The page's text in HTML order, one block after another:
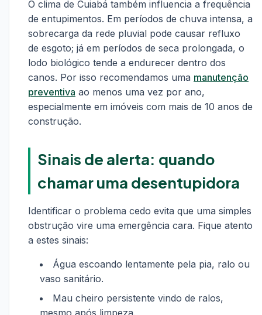
O clima de Cuiabá também influencia a frequência
de entupimentos. Em períodos de chuva intensa, a
sobrecarga da rede pluvial pode causar refluxo
de esgoto; já em períodos de seca prolongada, o
lodo biológico tende a endurecer dentro dos
canos. Por isso recomendamos uma manutenção
preventiva ao menos uma vez por ano,
especialmente em imóveis com mais de 10 anos de
construção.
Sinais de alerta: quando
chamar uma desentupidora
Identificar o problema cedo evita que uma simples
obstrução vire uma emergência cara. Fique atento
a estes sinais:
Água escoando lentamente pela pia, ralo ou
vaso sanitário.
Mau cheiro persistente vindo de ralos,
mesmo após limpeza.